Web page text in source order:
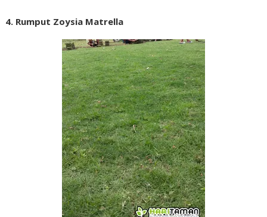
4. Rumput Zoysia Matrella